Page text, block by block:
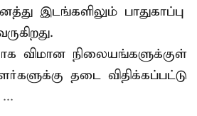
இடங்களிலும் பாதுகாப்பு
விமான நிலையங்களுக்குள்
தடை விதிக்கப்பட்டு